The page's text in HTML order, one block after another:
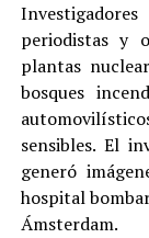
periodistas y
plantas
bosques
sensibles. El
generó
hospital
Ámsterdam.